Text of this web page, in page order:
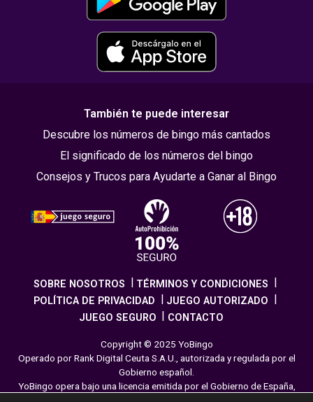
También te puede interesar
Descubre los números de bingo más cantados
El significado de los números del bingo
Consejos y Trucos para Ayudarte a Ganar al Bingo
SOBRE NOSOTROS
TÉRMINOS Y CONDICIONES
POLÍTICA DE PRIVACIDAD
JUEGO AUTORIZADO
JUEGO SEGURO
CONTACTO
Copyright © 2025 YoBingo
Operado por Rank Digital Ceuta S.A.U., autorizada y regulada por el
Gobierno español.
YoBingo opera bajo una licencia emitida por el Gobierno de España,